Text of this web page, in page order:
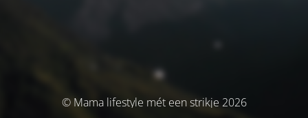
© Mama lifestyle mét een strikje 2026